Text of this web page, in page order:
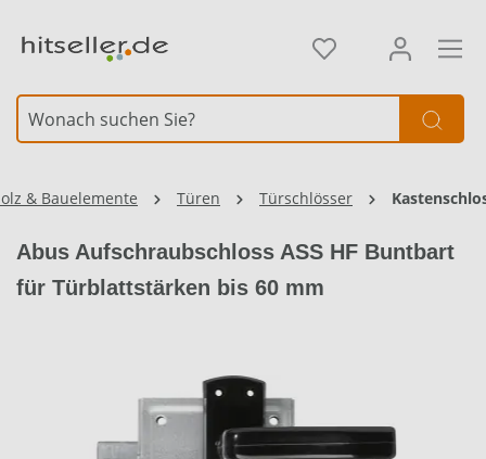
& Bauelemente Türen Türschlösser
Abus Aufschraubschloss ASS HF Buntbart
für Türblattstärken bis 60 mm